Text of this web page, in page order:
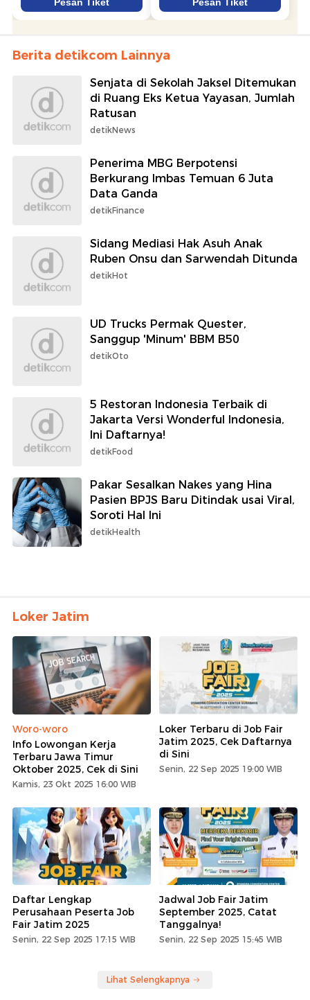
Berita detikcom Lainnya
Senjata di Sekolah Jaksel Ditemukan
di Ruang Eks Ketua Yayasan, Jumlah
Ratusan
detikNews
Penerima MBG Berpotensi
Berkurang Imbas Temuan 6 Juta
Data Ganda
detikFinance
Sidang Mediasi Hak Asuh Anak
Ruben Onsu dan Sarwendah Ditunda
detikHot
UD Trucks Permak Quester,
Sanggup 'Minum' BBM B50
detikOto
5 Restoran Indonesia Terbaik di
Jakarta Versi Wonderful Indonesia,
Ini Daftarnya!
detikFood
Pakar Sesalkan Nakes yang Hina
Pasien BPJS Baru Ditindak usai Viral,
Soroti Hal Ini
detikHealth
Loker Jatim
Woro-woro
Info Lowongan Kerja
Terbaru Jawa Timur
Oktober 2025, Cek di Sini
Kamis, 23 Okt 2025 16:00 WIB
Loker Terbaru di Job Fair
Jatim 2025, Cek Daftarnya
di Sini
Senin, 22 Sep 2025 19:00 WIB
Daftar Lengkap
Perusahaan Peserta Job
Fair Jatim 2025
Senin, 22 Sep 2025 17:15 WIB
Jadwal Job Fair Jatim
September 2025, Catat
Tanggalnya!
Senin, 22 Sep 2025 15:45 WIB
Lihat Selengkapnya